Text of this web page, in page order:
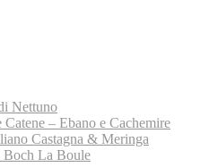
Nettuno
– Ebano e Cachemire
Castagna & Meringa
La Boule